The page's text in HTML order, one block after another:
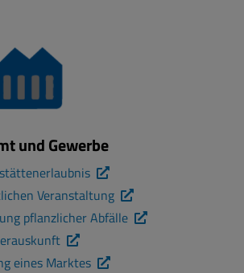
und Gewerbe
Veranstaltung
pflanzlicher Abfälle
eines Marktes